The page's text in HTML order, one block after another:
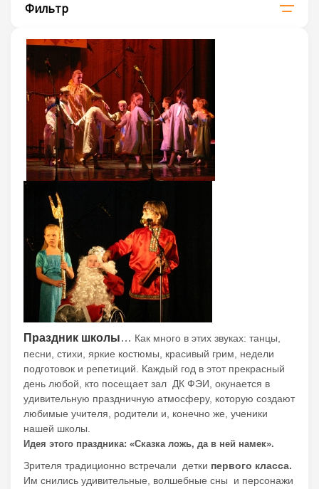
Фильтр
Праздник школы… Как много в этих звуках: танцы,
песни, стихи, яркие костюмы, красивый грим, недели
подготовок и репетиций. Каждый год в этот прекрасный
день любой, кто посещает зал ДК ФЭИ, окунается в
удивительную праздничную атмосферу, которую создают
любимые учителя, родители и, конечно же, ученики
нашей школы.
Идея этого праздника: «Сказка ложь, да в ней намек».
Зрителя традиционно встречали детки первого класса.
Им снились удивительные, волшебные сны и персонажи